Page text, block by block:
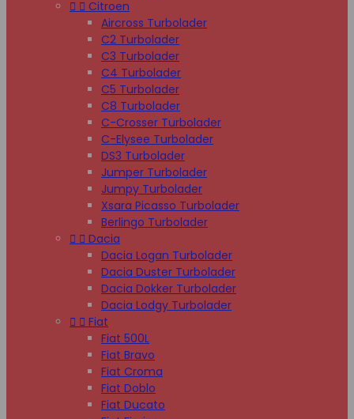
  Citroen
Aircross Turbolader
C2 Turbolader
C3 Turbolader
C4 Turbolader
C5 Turbolader
C8 Turbolader
C-Crosser Turbolader
C-Elysee Turbolader
DS3 Turbolader
Jumper Turbolader
Jumpy Turbolader
Xsara Picasso Turbolader
Berlingo Turbolader
  Dacia
Dacia Logan Turbolader
Dacia Duster Turbolader
Dacia Dokker Turbolader
Dacia Lodgy Turbolader
  Fiat
Fiat 500L
Fiat Bravo
Fiat Croma
Fiat Doblo
Fiat Ducato